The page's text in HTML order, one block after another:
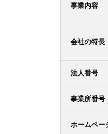
事業内容
会社の特長
法人番号
事業所番号
ホームペー